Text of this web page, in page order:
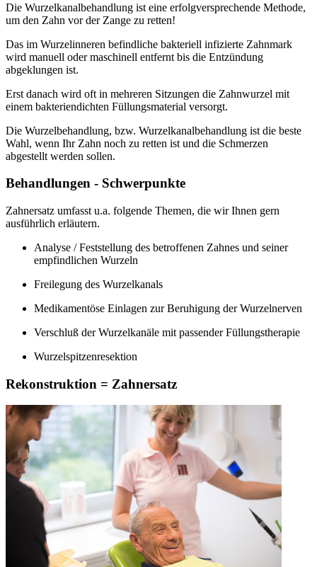
Die Wurzelkanalbehandlung ist eine erfolgversprechende Methode,
um den Zahn vor der Zange zu retten!
Das im Wurzelinneren befindliche bakteriell infizierte Zahnmark
wird manuell oder maschinell entfernt bis die Entzündung
abgeklungen ist.
Erst danach wird oft in mehreren Sitzungen die Zahnwurzel mit
einem bakteriendichten Füllungsmaterial versorgt.
Die Wurzelbehandlung, bzw. Wurzelkanalbehandlung ist die beste
Wahl, wenn Ihr Zahn noch zu retten ist und die Schmerzen
abgestellt werden sollen.
Behandlungen - Schwerpunkte
Zahnersatz umfasst u.a. folgende Themen, die wir Ihnen gern
ausführlich erläutern.
Analyse / Feststellung des betroffenen Zahnes und seiner
empfindlichen Wurzeln
Freilegung des Wurzelkanals
Medikamentöse Einlagen zur Beruhigung der Wurzelnerven
Verschluß der Wurzelkanäle mit passender Füllungstherapie
Wurzelspitzenresektion
Rekonstruktion = Zahnersatz